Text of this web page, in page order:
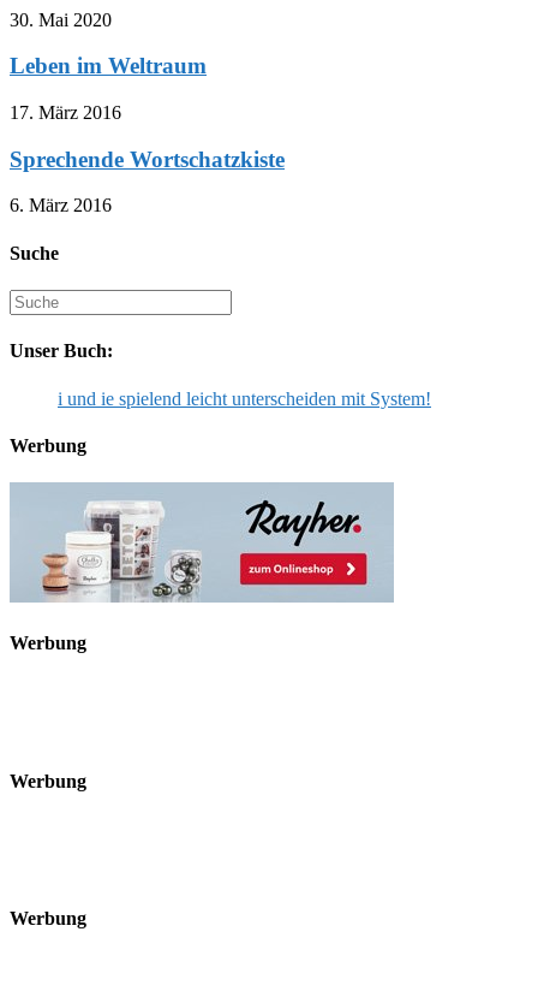
30. Mai 2020
Leben im Weltraum
17. März 2016
Sprechende Wortschatzkiste
6. März 2016
Suche
Suche
nach:
Unser Buch:
i und ie spielend leicht unterscheiden mit System!
Werbung
Werbung
Werbung
Werbung